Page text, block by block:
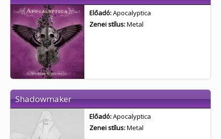
Előadó:Apocalyptica
Zenei stílus:Metal
Shadowmaker
Előadó:Apocalyptica
Zenei stílus:Metal